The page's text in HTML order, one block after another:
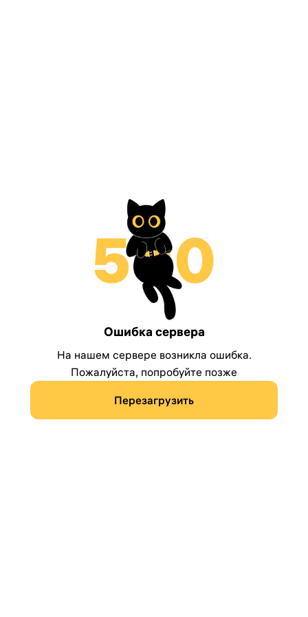
Ошибка сервера
На нашем сервере возникла ошибка.
Пожалуйста, попробуйте позже
Перезагрузить